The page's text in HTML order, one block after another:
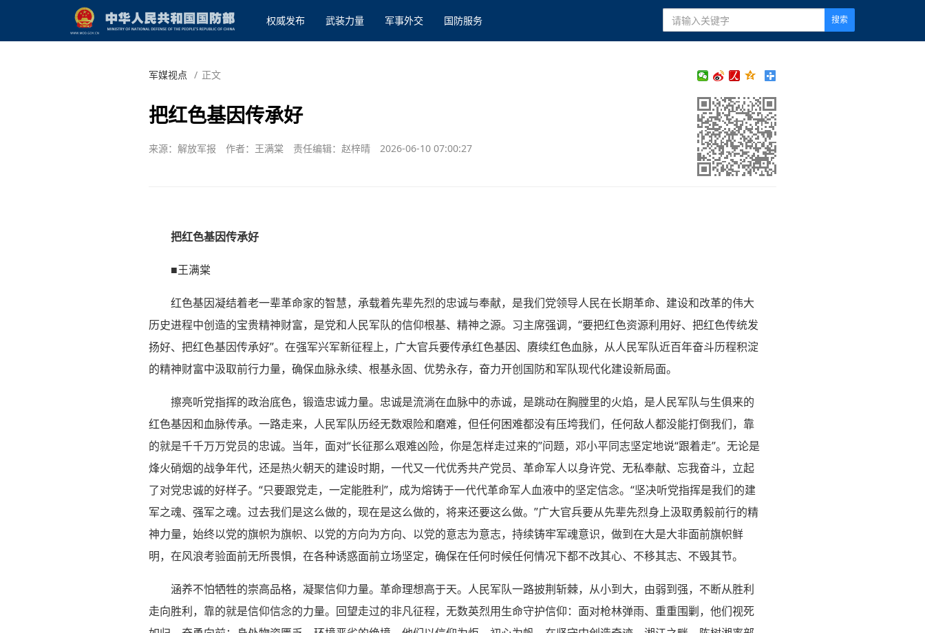
权威发布 武装力量 军事外交 国防服务 搜索
军媒视点 / 正文
把红色基因传承好
来源：解放军报 作者：王满棠 责任编辑：赵梓晴 2026-06-10 07:00:27
把红色基因传承好
■王满棠
红色基因凝结着老一辈革命家的智慧，承载着先辈先烈的忠诚与奉献，是我们党领导人民在长期革命、建设和改革的伟大
历史进程中创造的宝贵精神财富，是党和人民军队的信仰根基、精神之源。习主席强调，“要把红色资源利用好、把红色传统发
扬好、把红色基因传承好”。在强军兴军新征程上，广大官兵要传承红色基因、赓续红色血脉，从人民军队近百年奋斗历程积淀
的精神财富中汲取前行力量，确保血脉永续、根基永固、优势永存，奋力开创国防和军队现代化建设新局面。
擦亮听党指挥的政治底色，锻造忠诚力量。忠诚是流淌在血脉中的赤诚，是跳动在胸膛里的火焰，是人民军队与生俱来的
红色基因和血脉传承。一路走来，人民军队历经无数艰险和磨难，但任何困难都没有压垮我们，任何敌人都没能打倒我们，靠
的就是千千万万党员的忠诚。当年，面对“长征那么艰难凶险，你是怎样走过来的”问题，邓小平同志坚定地说“跟着走”。无论是
烽火硝烟的战争年代，还是热火朝天的建设时期，一代又一代优秀共产党员、革命军人以身许党、无私奉献、忘我奋斗，立起
了对党忠诚的好样子。“只要跟党走，一定能胜利”，成为熔铸于一代代革命军人血液中的坚定信念。“坚决听党指挥是我们的建
军之魂、强军之魂。过去我们是这么做的，现在是这么做的，将来还要这么做。”广大官兵要从先辈先烈身上汲取勇毅前行的精
神力量，始终以党的旗帜为旗帜、以党的方向为方向、以党的意志为意志，持续铸牢军魂意识，做到在大是大非面前旗帜鲜
明，在风浪考验面前无所畏惧，在各种诱惑面前立场坚定，确保在任何时候任何情况下都不改其心、不移其志、不毁其节。
涵养不怕牺牲的崇高品格，凝聚信仰力量。革命理想高于天。人民军队一路披荆斩棘，从小到大，由弱到强，不断从胜利
走向胜利，靠的就是信仰信念的力量。回望走过的非凡征程，无数英烈用生命守护信仰：面对枪林弹雨、重重围剿，他们视死